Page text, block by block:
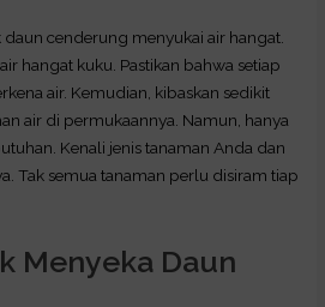
cenderung menyukai air hangat.
hangat kuku. Pastikan bahwa setiap
air. Kemudian, kibaskan sedikit
air di permukaannya. Namun, hanya
Kenali jenis tanaman Anda dan
Tak semua tanaman perlu disiram tiap
Menyeka Daun